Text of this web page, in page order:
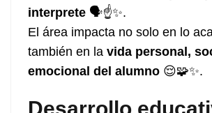
interprete 🗣️☝️✨.
El área impacta no solo en lo
también en la vida personal,
emocional del alumno 😌🧩✨.